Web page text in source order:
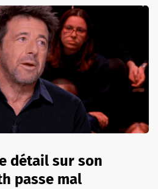
détail sur son
passe mal